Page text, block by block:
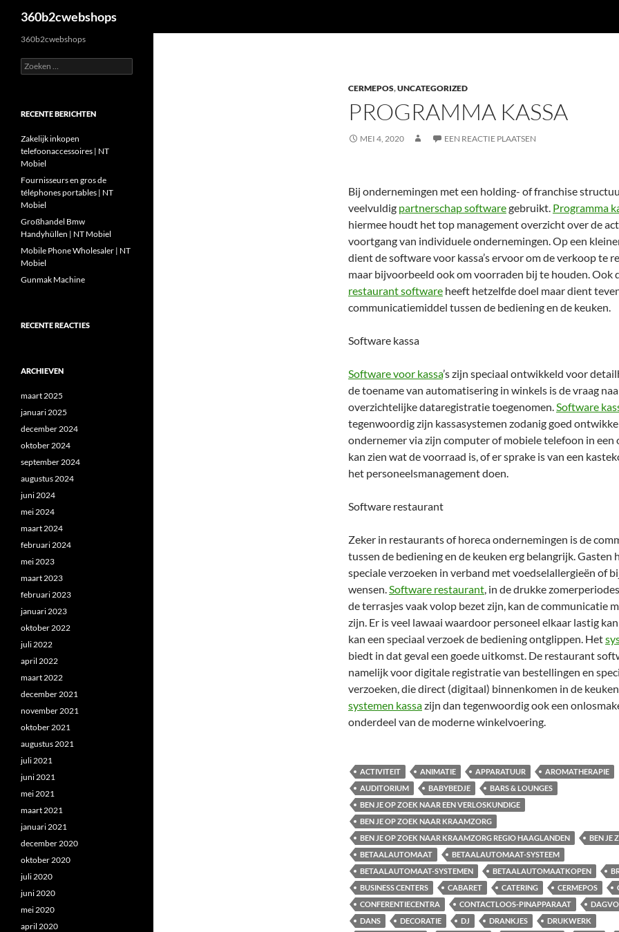
360b2cwebshops
CERMEPOS,UNCATEGORIZED
PROGRAMMA KASSA
MEI 4, 2020 EEN REACTIE PLAATSEN
Bij ondernemingen met een holding- of franchise
veelvuldig partnerschap softwaregebruikt. Programma
hiermee houdt het top management overzicht over de
voortgang van individuele ondernemingen. Op een
dient de software voor kassa’s ervoor om de verkoop te
maar bijvoorbeeld ook om voorraden bij te houden. Ook
restaurant software heeft hetzelfde doel maar dient
communicatiemiddel tussen de bediening en de keuken.
Software kassa
Software voor kassa’s zijn speciaal ontwikkeld voor
de toename van automatisering in winkels is de vraag
overzichtelijke dataregistratie toegenomen.Software
tegenwoordig zijn kassasystemen zodanig goed
ondernemer via zijn computer of mobiele telefoon in een
kan zien wat de voorraad is, of er sprake is van een
het personeelsmanagement doen.
Software restaurant
Zeker in restaurants of horeca ondernemingen is de
tussen de bediening en de keuken erg belangrijk. Gasten
speciale verzoeken in verband met voedselallergieën of
wensen.Software restaurant, in de drukke
de terrasjes vaak volop bezet zijn, kan de communicatie
zijn. Er is veel lawaai waardoor personeel elkaar lastig
kan een speciaal verzoek de bediening ontglippen. Het
biedt in dat geval een goede uitkomst. De restaurant
namelijk voor digitale registratie van bestellingen en
verzoeken, die direct (digitaal) binnenkomen in de
systemen kassazijn dan tegenwoordig ook een
onderdeel van de moderne winkelvoering.
ACTIVITEIT ANIMATIE APPARATUUR
AROMATHERAPIE
AUDITORIUM
BABYBEDJE
BARS & LOUNGES
BEN JE OP ZOEK NAAR EEN VERLOSKUNDIGE
BEN JE OP ZOEK NAAR KRAAMZORG
BEN JE OP ZOEK NAAR KRAAMZORG REGIO HAAGLANDEN
BEN JE
BETAALAUTOMAAT
BETAALAUTOMAAT-SYSTEEM
BETAALAUTOMAAT-SYSTEMEN
BETAALAUTOMAATKOPEN
BUSINESS CENTERS
CABARET CATERING CERMEPOS
CONFERENTIECENTRA
CONTACTLOOS-PINAPPARAAT
DANS
DECORATIE DJ DRANKJES
DRUKWERK
360b2cwebshops
Zoeken
naar:
RECENTE BERICHTEN
Zakelijk inkopen
telefoonaccessoires | NT
Mobiel
Fournisseurs en gros de
téléphones portables | NT
Mobiel
Großhandel Bmw
Handyhüllen | NT Mobiel
Mobile Phone Wholesaler | NT
Mobiel
Gunmak Machine
RECENTE REACTIES
ARCHIEVEN
maart 2025
januari 2025
december 2024
oktober 2024
september 2024
augustus 2024
juni 2024
mei 2024
maart 2024
februari 2024
mei 2023
maart 2023
februari 2023
januari 2023
oktober 2022
juli 2022
april 2022
maart 2022
december 2021
november 2021
oktober 2021
augustus 2021
juli 2021
juni 2021
mei 2021
maart 2021
januari 2021
december 2020
oktober 2020
juli 2020
juni 2020
mei 2020
april 2020